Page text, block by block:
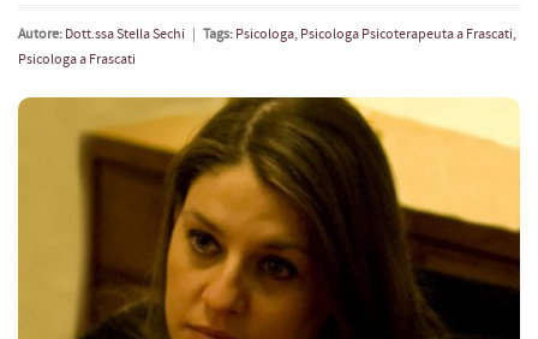
Autore: Dott.ssa Stella Sechi Tags: Psicologa, Psicologa Psicoterapeuta a Frascati,
Psicologa a Frascati